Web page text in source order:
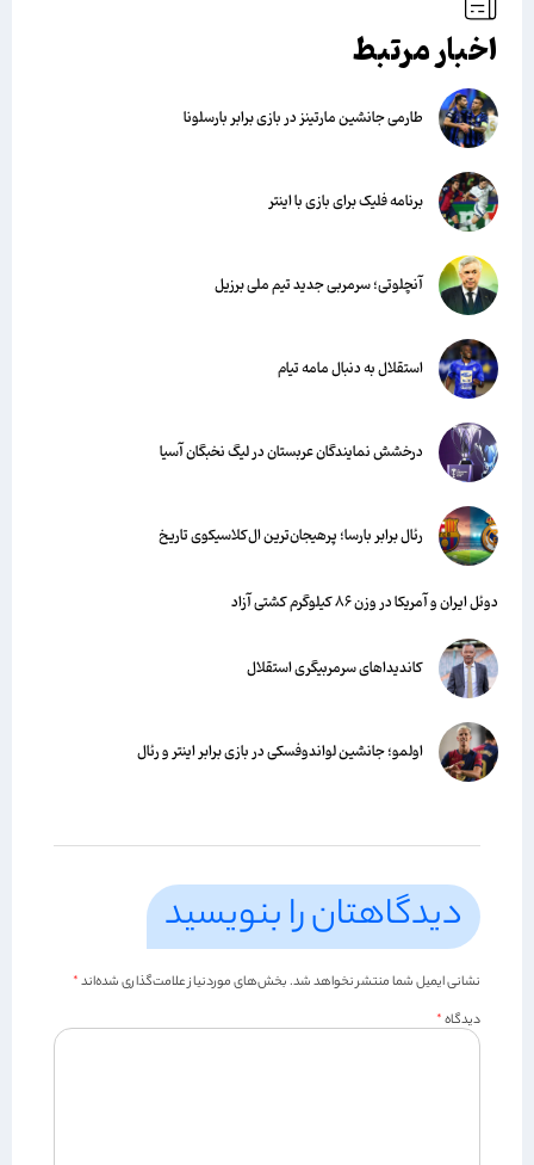
اخبار مرتبط
طارمی جانشین مارتینز در بازی برابر بارسلونا
برنامه فلیک برای بازی با اینتر
آنچلوتی؛ سرمربی جدید تیم ملی برزیل
استقلال به دنبال مامه تیام
درخشش نمایندگان عربستان در لیگ نخبگان آسیا
رئال برابر بارسا؛ پرهیجان‌‌ترین ال‌کلاسیکوی تاریخ
دوئل ایران و آمریکا در وزن ۸۶ کیلوگرم کشتی آزاد
کاندیداهای سرمربیگری استقلال
اولمو؛ جانشین لواندوفسکی در بازی برابر اینتر و رئال
دیدگاهتان را بنویسید
نشانی ایمیل شما منتشر نخواهد شد.بخش‌های موردنیاز علامت‌گذاری شده‌اند*
دیدگاه*